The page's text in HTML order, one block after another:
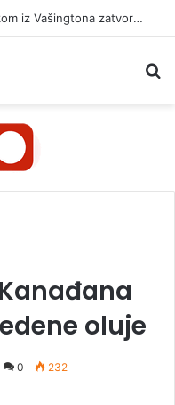
Novaković: Pravosnažnom odlukom iz Vašingtona zatvoren još jedan naslijeđeni spor RiTE Ugljevik
oluje
0 232